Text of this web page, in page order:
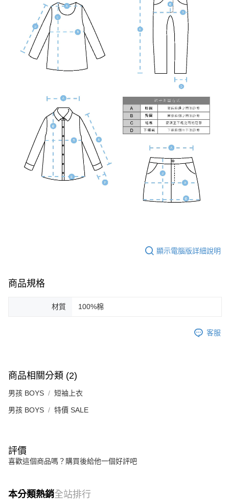
顯示電腦版詳細說明
商品規格
材質 100%棉
客服
商品相關分類 (2)
男孩 BOYS 短袖上衣
男孩 BOYS 特價 SALE
評價
喜歡這個商品嗎？購買後給他一個好評吧
本分類熱銷全站排行